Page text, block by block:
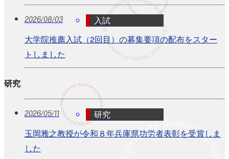
2026/08/03
入試
大学院推薦入試（2回目）の募集要項の配布をスター
トしました
研究
2026/05/11
研究
玉岡雅之教授が令和８年兵庫県功労者表彰を受賞しま
した